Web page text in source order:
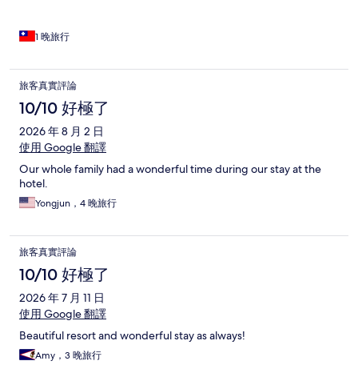
1 晚旅行
旅客真實評論
10/10 好極了
2026 年 8 月 2 日
使用 Google 翻譯
Our whole family had a wonderful time during our stay at the
hotel.
Yongjun，4 晚旅行
旅客真實評論
10/10 好極了
2026 年 7 月 11 日
使用 Google 翻譯
Beautiful resort and wonderful stay as always!
Amy，3 晚旅行